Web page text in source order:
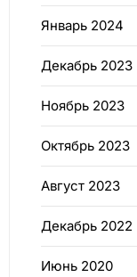
Январь 2024
Декабрь 2023
Ноябрь 2023
Октябрь 2023
Август 2023
Декабрь 2022
Июнь 2020